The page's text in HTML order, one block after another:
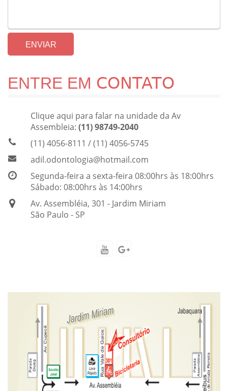
ENTRE EM CONTATO
Clique aqui para falar na unidade da Av
Assembleia: (11) 98749-2040
(11) 4056-8111 / (11) 4056-5745
adil.odontologia@hotmail.com
Segunda-feira a sexta-feira 08:00hrs às 18:00hrs
Sábado: 08:00hrs às 14:00hrs
Av. Assembléia, 301 - Jardim Miriam
São Paulo - SP